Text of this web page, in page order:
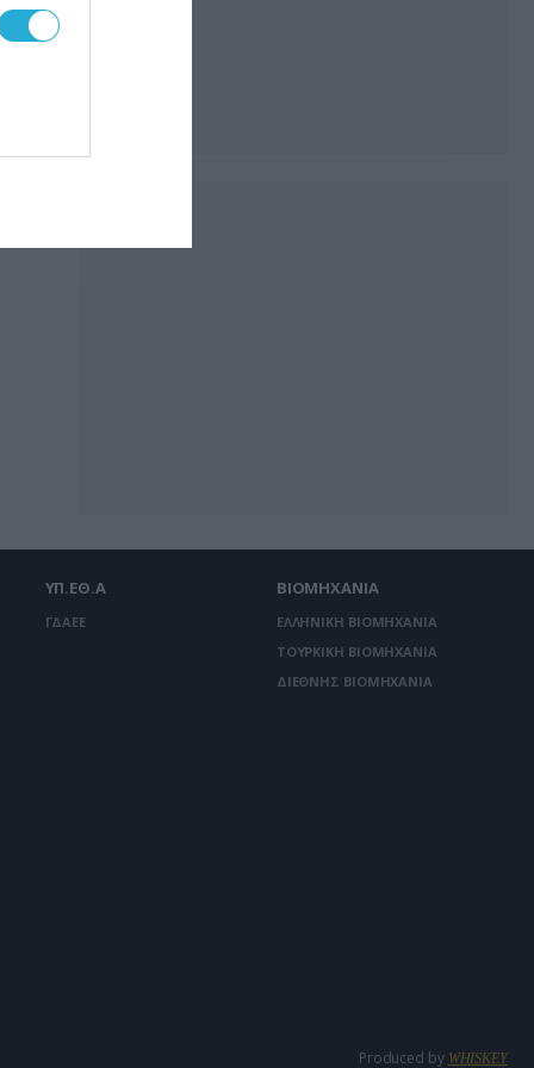
ΥΠ.ΕΘ.Α
ΓΔΑΕΕ
ΒΙΟΜΗΧΑΝΙΑ
ΕΛΛΗΝΙΚΗ ΒΙΟΜΗΧΑΝΙΑ
ΤΟΥΡΚΙΚΗ ΒΙΟΜΗΧΑΝΙΑ
ΔΙΕΘΝΗΣ ΒΙΟΜΗΧΑΝΙΑ
Produced by WHISKEY